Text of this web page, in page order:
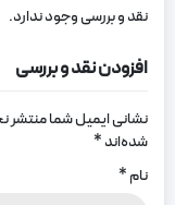
نقد و بررسی وجود ندارد.
افزودن نقد و بررسی
نشانی ایمیل شما منتشر
شده‌اند*
نام*